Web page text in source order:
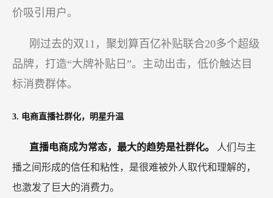
价吸引用户。
刚过去的双11，聚划算百亿补贴联合20多个超级
品牌，打造“大牌补贴日”。主动出击，低价触达目
标消费群体。
3. 电商直播社群化，明星升温
直播电商成为常态，最大的趋势是社群化。
人们与主
播之间形成的信任和粘性，是很难被外人取代和理解的，
也激发了巨大的消费力。